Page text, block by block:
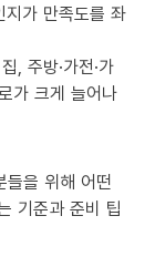
가 만족도를 좌
, 주방·가전·가
가 크게 늘어나
들을 위해 어떤
기준과 준비 팁